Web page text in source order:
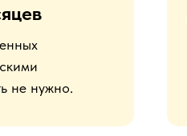
не нужно.